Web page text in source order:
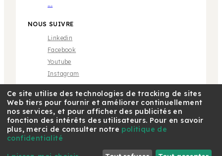
...
NOUS SUIVRE
Linkedin
Facebook
Youtube
Instagram
* Marque propriété de tiers sans aucune relation avec
Café Royal Pro SAS | © 2018 Café Royal
Ce site utilise des technologies de tracking de sites
Web tiers pour fournir et améliorer continuellement
nos services, et pour afficher des publicités en
fonction des intérêts des utilisateurs. Pour en savoir
plus, merci de consulter notre politique de
confidentialité